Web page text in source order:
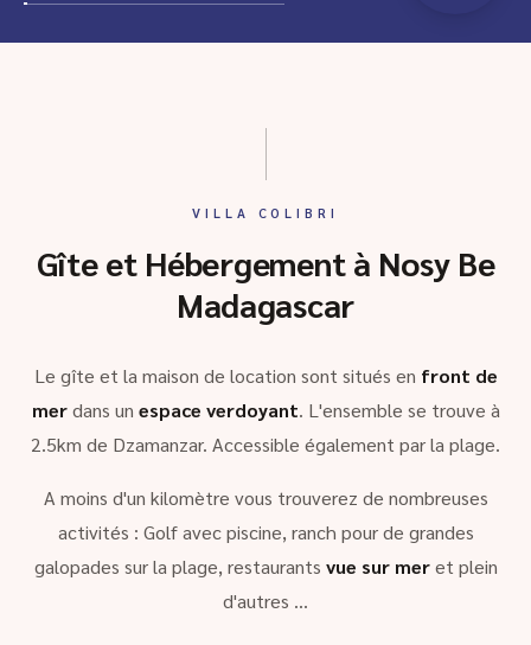
VILLA COLIBRI
Gîte et Hébergement à Nosy Be
Madagascar
Le gîte et la maison de location sont situés en front de
merdans un espace verdoyant. L'ensemble se trouve à
2.5km de Dzamanzar. Accessible également par la plage.
A moins d'un kilomètre vous trouverez de nombreuses
activités : Golf avec piscine, ranch pour de grandes
galopades sur la plage, restaurants vue sur meret plein
d'autres …